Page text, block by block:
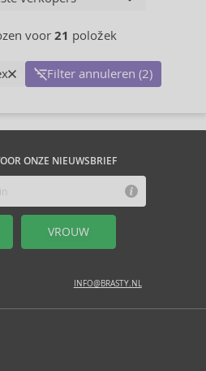
voor 21 položek
Filter annuleren (2)
ONZE NIEUWSBRIEF
VROUW
INFO@BRASTY.NL